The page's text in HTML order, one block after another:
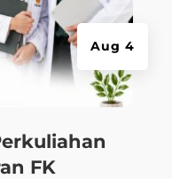
FK
Aug 4